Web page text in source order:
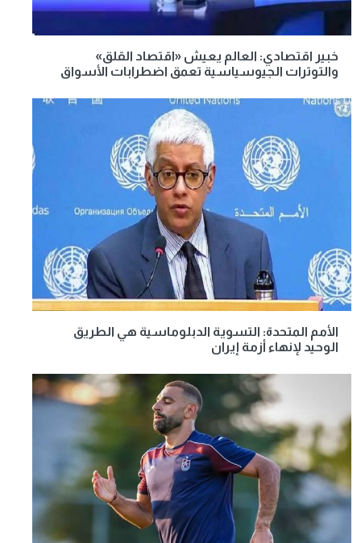
خبير اقتصادي: العالم يعيش «اقتصاد القلق»
والتوترات الجيوسياسية تعمق اضطرابات الأسواق
الأمم المتحدة: التسوية الدبلوماسية هي الطريق
الوحيد لإنهاء أزمة إيران